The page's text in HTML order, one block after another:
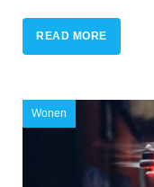
READ MORE
Wonen